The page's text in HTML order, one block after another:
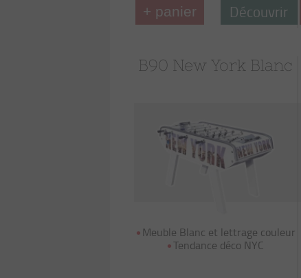
+ panier Découvrir
B90 New York Blanc
Meuble Blanc et lettrage couleur
Tendance déco NYC